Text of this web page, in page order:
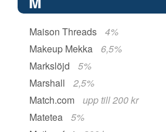
Maison Threads
4%
Makeup Mekka
6,5%
Markslöjd
5%
Marshall
2,5%
Match.com
upp till 200 kr
Matetea
5%